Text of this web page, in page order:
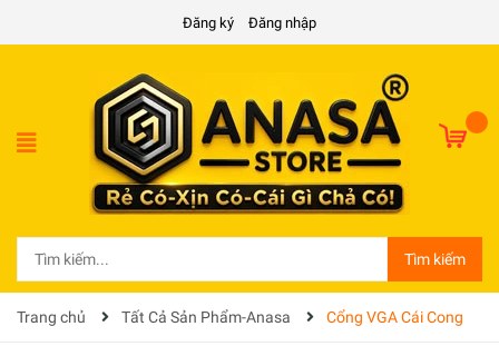
Đăng ký Đăng nhập
Tìm kiếm
Trang chủ Tất Cả Sản Phẩm-Anasa Cổng VGA Cái Cong